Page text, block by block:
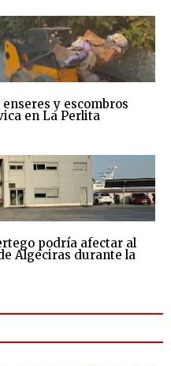
y escombros
en La Perlita
podría afectar al
Algeciras durante la